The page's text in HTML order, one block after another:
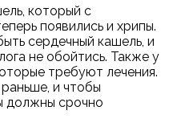
который с
появились и хрипы.
сердечный кашель, и
не обойтись. Также у
требуют лечения.
и чтобы
должны срочно